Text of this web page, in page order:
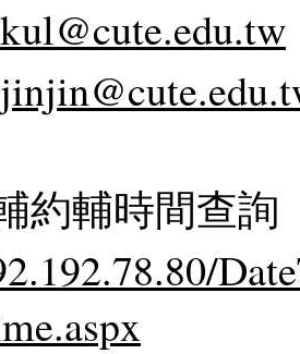
kul@cute.edu.tw
約輔時間查詢